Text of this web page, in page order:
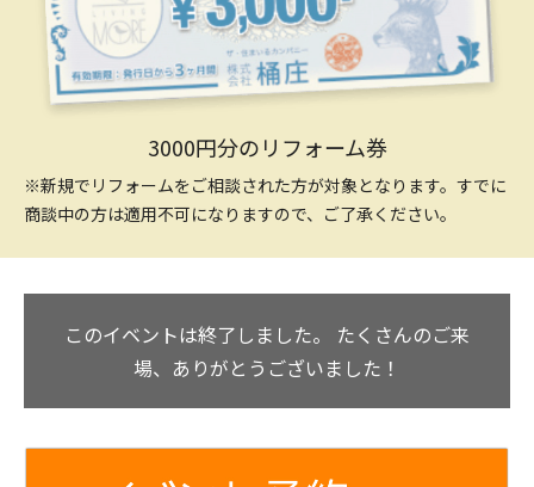
3000円分のリフォーム券
※新規でリフォームをご相談された方が対象となります。すでに
商談中の方は適用不可になりますので、ご了承ください。
このイベントは終了しました。 たくさんのご来
場、ありがとうございました！